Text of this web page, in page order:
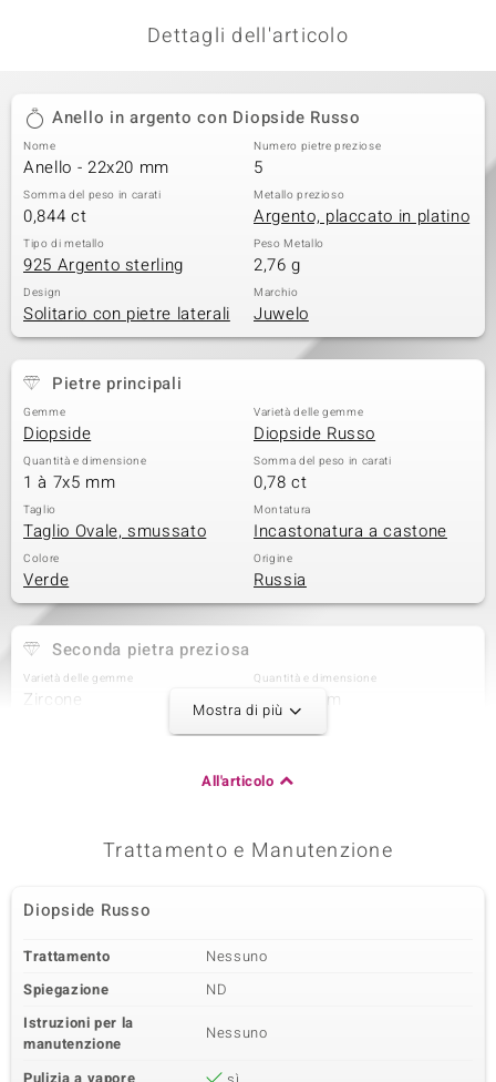
Dettagli dell'articolo
Anello in argento con Diopside Russo
Nome
Anello - 22x20 mm
Numero pietre preziose
5
Somma del peso in carati
0,844 ct
Metallo prezioso
Argento, placcato in platino
Tipo di metallo
925 Argento sterling
Peso Metallo
2,76 g
Design
Solitario con pietre laterali
Marchio
Juwelo
Pietre principali
Gemme
Diopside
Varietà delle gemme
Diopside Russo
Quantità e dimensione
1 à 7x5 mm
Somma del peso in carati
0,78 ct
Taglio
Taglio Ovale, smussato
Montatura
Incastonatura a castone
Colore
Verde
Origine
Russia
Seconda pietra preziosa
Varietà delle gemme
Zircone
Quantità e dimensione
2 à 1,5 mm
Origine
Zircone
0,024 ct Taglio rotondo
Montatura
pavé
Mostra di più
All'articolo
Trattamento e Manutenzione
Diopside Russo
Trattamento
Nessuno
Spiegazione
ND
Istruzioni per la
manutenzione
Nessuno